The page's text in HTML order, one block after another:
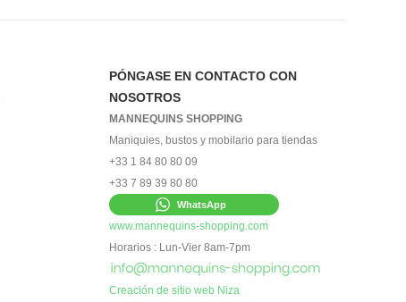
PÓNGASE EN CONTACTO CON
NOSOTROS
MANNEQUINS SHOPPING
Maniquies, bustos y mobilario para tiendas
+33 1 84 80 80 09
+33 7 89 39 80 80
WhatsApp
www.mannequins-shopping.com
Horarios : Lun-Vier 8am-7pm
Creación de sitio web Niza